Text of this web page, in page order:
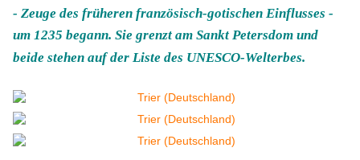
- Zeuge des früheren französisch-gotischen Einflusses -
um 1235 begann. Sie grenzt am Sankt Petersdom und
beide stehen auf der Liste des UNESCO-Welterbes.